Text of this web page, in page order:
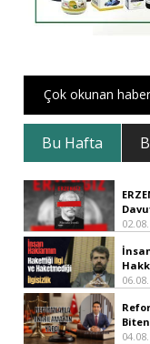
Çok okunan
Bu Hafta
Biten